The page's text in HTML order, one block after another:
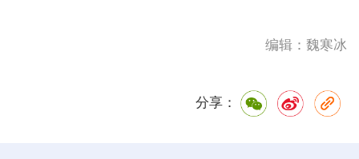
编辑：魏寒冰
分享：